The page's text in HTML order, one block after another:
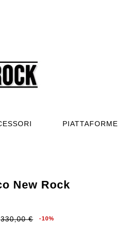
PIATTAFORME
New Rock
330,00 € -10%